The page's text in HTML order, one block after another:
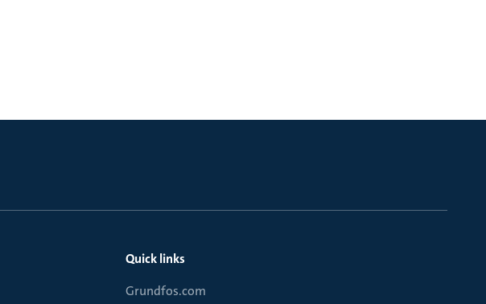
Quick links
Grundfos.com